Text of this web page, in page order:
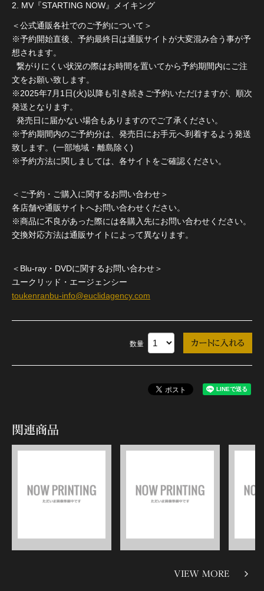
2. MV『STARTING NOW』メイキング
＜公式通販各社でのご予約について＞
※予約開始直後、予約最終日は通販サイトが大変混み合う事が予
想されます。
繋がりにくい状況の際はお時間を置いてから予約期間内にご注
文をお願い致します。
※2025年7月1日(火)以降も引き続きご予約いただけますが、順次
発送となります。
発売日に届かない場合もありますのでご了承ください。
※予約期間内のご予約分は、発売日にお手元へ到着するよう発送
致します。(一部地域・離島除く)
※予約方法に関しましては、各サイトをご確認ください。
＜ご予約・ご購入に関するお問い合わせ＞
各店舗や通販サイトへお問い合わせください。
※商品に不良があった際には各購入先にお問い合わせください。
交換対応方法は通販サイトによって異なります。
＜Blu-ray・DVDに関するお問い合わせ＞
ユークリッド・エージェンシー
toukenranbu-info@euclidagency.com
数量
関連商品
VIEW MORE